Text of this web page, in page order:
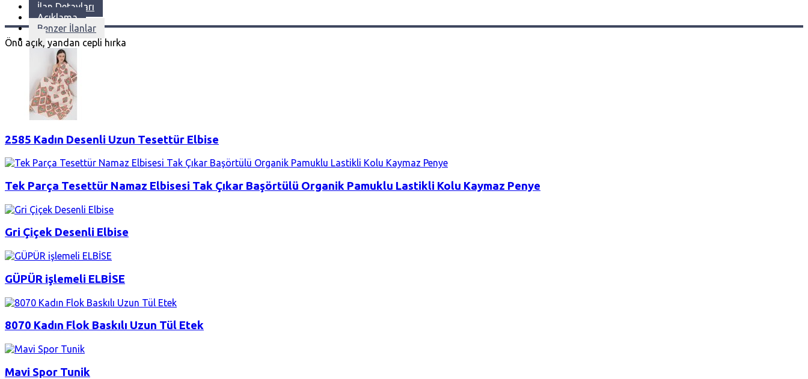
İlan Detayları
Açıklama
Benzer İlanlar
Önü açık, yandan cepli hırka
2585 Kadın Desenli Uzun Tesettür Elbise
Tek Parça Tesettür Namaz Elbisesi Tak Çıkar Başörtülü Organik Pamuklu Lastikli Kolu Kaymaz Penye
Gri Çiçek Desenli Elbise
GÜPÜR işlemeli ELBİSE
8070 Kadın Flok Baskılı Uzun Tül Etek
Mavi Spor Tunik